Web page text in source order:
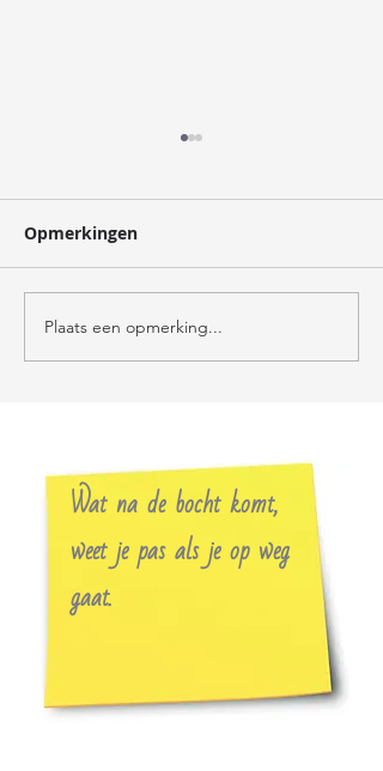
verzorger
Opmerkingen
Plaats een opmerking...
Wat na de bocht komt,
weet je pas als je op weg
gaat.